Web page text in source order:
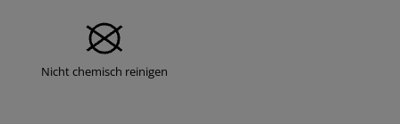
Nicht chemisch reinigen